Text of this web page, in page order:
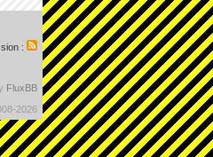
:
FluxBB
2026